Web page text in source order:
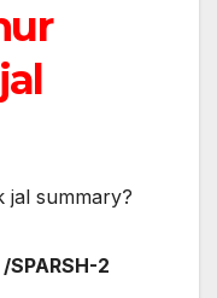
jal summary?
/SPARSH-2